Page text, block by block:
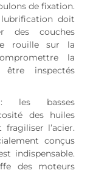
de fixation.
doit
des couches
rouille sur la
la
être inspectés
basses
des huiles
l’acier.
conçus
indispensable.
des moteurs